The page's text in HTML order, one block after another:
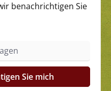
benachrichtigen Sie
Sie mich